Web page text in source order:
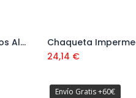
Chaleco Multibolsillos Alta Visibilidad Amarillo Ref. 288VMFYF
Añadir al carrito
24,14 €
Envío Gratis +60€